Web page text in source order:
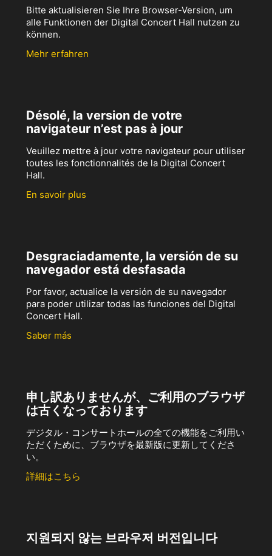
Bitte aktualisieren Sie Ihre Browser-Version, um
alle Funktionen der Digital Concert Hall nutzen zu
können.
Mehr erfahren
Désolé, la version de votre
navigateur n’est pas à jour
Veuillez mettre à jour votre navigateur pour utiliser
toutes les fonctionnalités de la Digital Concert
Hall.
En savoir plus
Desgraciadamente, la versión de su
navegador está desfasada
Por favor, actualice la versión de su navegador
para poder utilizar todas las funciones del Digital
Concert Hall.
Saber más
申し訳ありませんが、ご利用のブラウザ
は古くなっております
デジタル・コンサートホールの全ての機能をご利用い
ただくために、ブラウザを最新版に更新してくださ
い。
詳細はこちら
지원되지 않는 브라우저 버전입니다